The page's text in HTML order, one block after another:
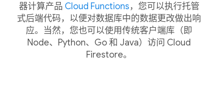
器计算产品 Cloud Functions，您可以执行托管
式后端代码，以便对数据库中的数据更改做出响
应。当然，您也可以使用传统客户端库（即
Node、Python、Go 和 Java）访问 Cloud
Firestore。